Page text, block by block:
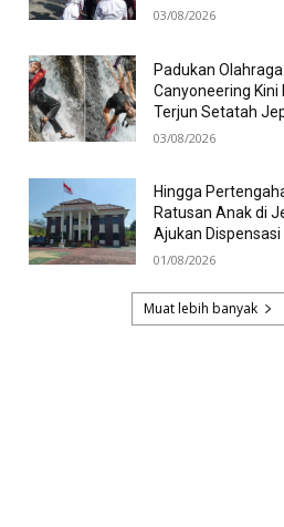
03/08/2026
Padukan
Canyoneering Kini
Terjun Setatah
03/08/2026
Hingga
Ratusan Anak di
Ajukan Dispensasi
01/08/2026
Muat lebih banyak